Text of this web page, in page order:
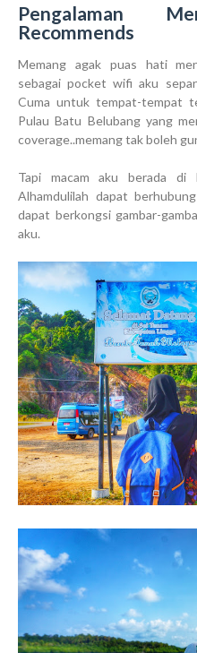
Pengalaman
Recommends
Memang agak puas hati
sebagai pocket wifi aku
Cuma untuk tempat-tempat
Pulau Batu Belubang yang
coverage..memang tak boleh
Tapi macam aku berada di
Alhamdulilah dapat
dapat berkongsi gambar-
aku.